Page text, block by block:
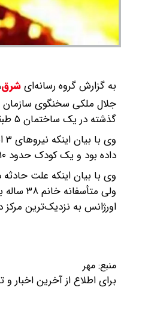
به گزارش گروه رسانه‌ایشرق
جلال ملکی سخنگوی
گذشته در یک ساختمان ۵ طبقه ۱۰ واحدی در خیابان فروزش وحدت اسلامی به وقوع پیوسته است.
داده بود و یک کودک حدود ۱۰ ماهه نزدیک پشت بام و یک زن ۳۸ ساله کمی پایین‌تر به شدت بدحال و دچار دودگرفتگی بودند.
وی با بیان اینکه علت
اورژانس به نزدیک‌ترین مرکز
منبع: مهر
برای اطلاع از آخرین اخبار